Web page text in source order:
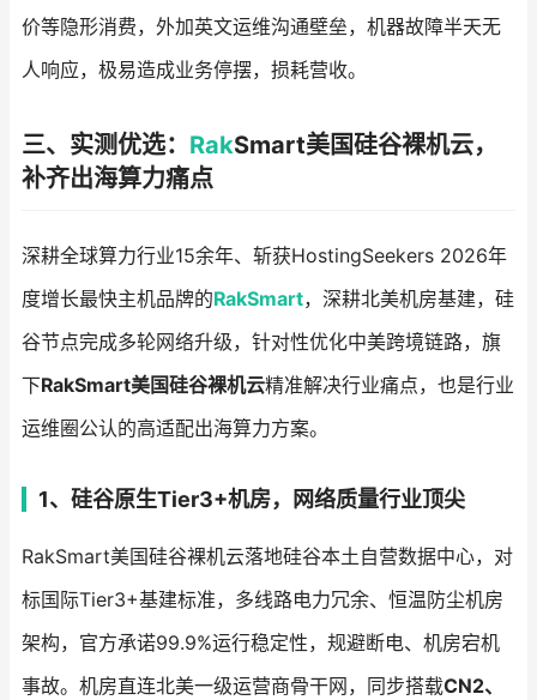
价等隐形消费，外加英文运维沟通壁垒，机器故障半天无
人响应，极易造成业务停摆，损耗营收。
三、实测优选： RakSmart美国硅谷裸机云，
补齐出海算力痛点
深耕全球算力行业15余年、斩获HostingSeekers 2026年
度增长最快主机品牌的RakSmart，深耕北美机房基建，硅
谷节点完成多轮网络升级，针对性优化中美跨境链路，旗
下RakSmart美国硅谷裸机云精准解决行业痛点，也是行业
运维圈公认的高适配出海算力方案。
1、硅谷原生Tier3+机房，网络质量行业顶尖
RakSmart美国硅谷裸机云落地硅谷本土自营数据中心，对
标国际Tier3+基建标准，多线路电力冗余、恒温防尘机房
架构，官方承诺99.9%运行稳定性，规避断电、机房宕机
事故。机房直连北美一级运营商骨干网，同步搭载CN2、